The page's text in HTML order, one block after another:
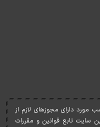
مورد دارای مجوزهای لازم از
سايت تابع قوانين و مقررات